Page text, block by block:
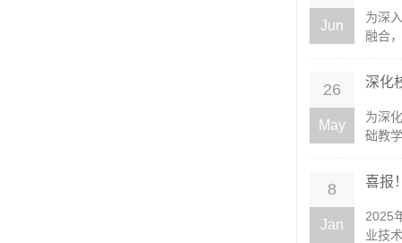
Jun
为深
融合
26
May
深化
为深
础教
8
Jan
喜报
2025
业技